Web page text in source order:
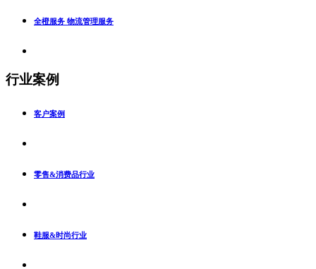
全橙服务 物流管理服务
行业案例
客户案例
零售&消费品行业
鞋服&时尚行业